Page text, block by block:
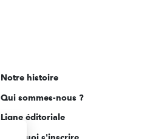
Notre histoire
Qui sommes-nous ?
Ligne éditoriale